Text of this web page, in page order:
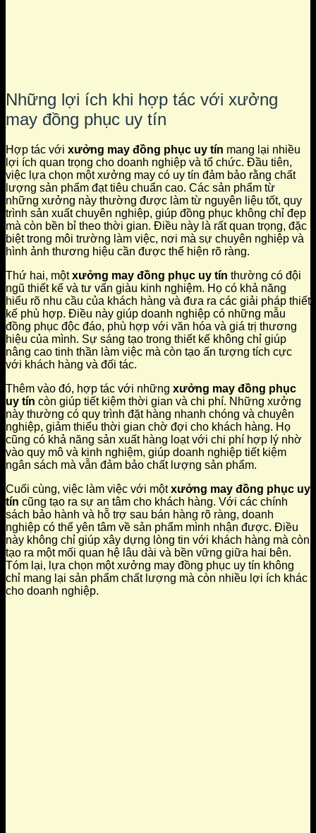
Những lợi ích khi hợp tác với xưởng
may đồng phục uy tín
Hợp tác với xưởng may đồng phục uy tín mang lại nhiều
lợi ích quan trọng cho doanh nghiệp và tổ chức. Đầu tiên,
việc lựa chọn một xưởng may có uy tín đảm bảo rằng chất
lượng sản phẩm đạt tiêu chuẩn cao. Các sản phẩm từ
những xưởng này thường được làm từ nguyên liệu tốt, quy
trình sản xuất chuyên nghiệp, giúp đồng phục không chỉ đẹp
mà còn bền bỉ theo thời gian. Điều này là rất quan trọng, đặc
biệt trong môi trường làm việc, nơi mà sự chuyên nghiệp và
hình ảnh thương hiệu cần được thể hiện rõ ràng.
Thứ hai, mộtxưởng may đồng phục uy tín thường có đội
ngũ thiết kế và tư vấn giàu kinh nghiệm. Họ có khả năng
hiểu rõ nhu cầu của khách hàng và đưa ra các giải pháp thiết
kế phù hợp. Điều này giúp doanh nghiệp có những mẫu
đồng phục độc đáo, phù hợp với văn hóa và giá trị thương
hiệu của mình. Sự sáng tạo trong thiết kế không chỉ giúp
nâng cao tinh thần làm việc mà còn tạo ấn tượng tích cực
với khách hàng và đối tác.
Thêm vào đó, hợp tác với những xưởng may đồng phục
uy tín còn giúp tiết kiệm thời gian và chi phí. Những xưởng
này thường có quy trình đặt hàng nhanh chóng và chuyên
nghiệp, giảm thiểu thời gian chờ đợi cho khách hàng. Họ
cũng có khả năng sản xuất hàng loạt với chi phí hợp lý nhờ
vào quy mô và kinh nghiệm, giúp doanh nghiệp tiết kiệm
ngân sách mà vẫn đảm bảo chất lượng sản phẩm.
Cuối cùng, việc làm việc với mộtxưởng may đồng phục uy
tín cũng tạo ra sự an tâm cho khách hàng. Với các chính
sách bảo hành và hỗ trợ sau bán hàng rõ ràng, doanh
nghiệp có thể yên tâm về sản phẩm mình nhận được. Điều
này không chỉ giúp xây dựng lòng tin với khách hàng mà còn
tạo ra một mối quan hệ lâu dài và bền vững giữa hai bên.
Tóm lại, lựa chọn một xưởng may đồng phục uy tín không
chỉ mang lại sản phẩm chất lượng mà còn nhiều lợi ích khác
cho doanh nghiệp.